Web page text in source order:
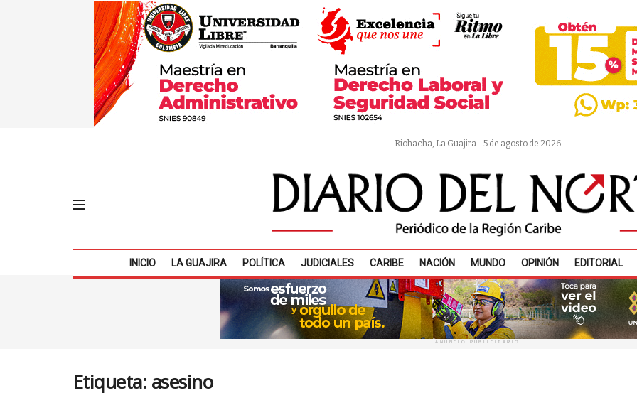
Riohacha, La Guajira - 5 de agosto de 2026
INICIO LA GUAJIRA POLÍTICA JUDICIALES CARIBE NACIÓN MUNDO OPINIÓN EDITORIAL
ANUNCIO PUBLICITARIO
Etiqueta: asesino